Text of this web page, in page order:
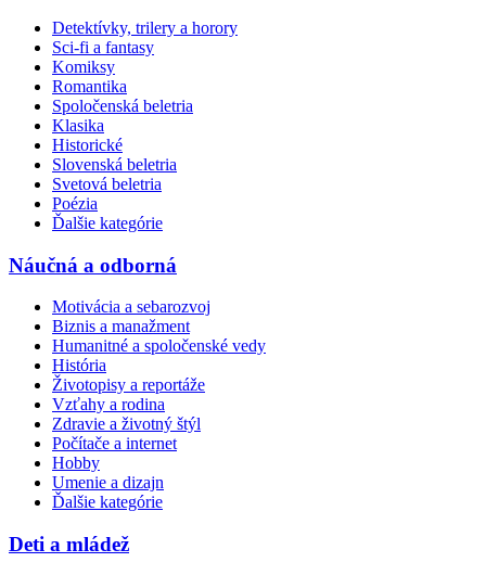
Detektívky, trilery a horory
Sci-fi a fantasy
Komiksy
Romantika
Spoločenská beletria
Klasika
Historické
Slovenská beletria
Svetová beletria
Poézia
Ďalšie kategórie
Náučná a odborná
Motivácia a sebarozvoj
Biznis a manažment
Humanitné a spoločenské vedy
História
Životopisy a reportáže
Vzťahy a rodina
Zdravie a životný štýl
Počítače a internet
Hobby
Umenie a dizajn
Ďalšie kategórie
Deti a mládež